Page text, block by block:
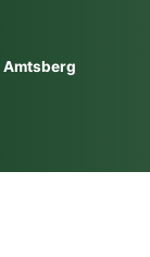
Amtsberg